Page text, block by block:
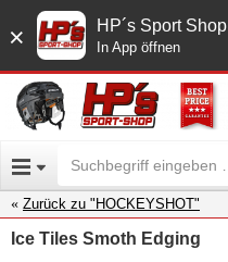
× HP´s Sport Shop
In App öffnen
Zurück zu "HOCKEYSHOT"
Ice Tiles Smoth Edging